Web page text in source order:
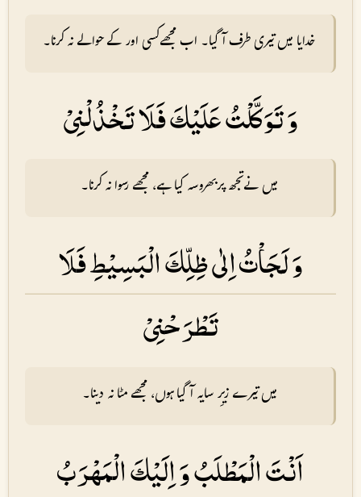
خدایا میں تیری طرف آگیا۔ اب مجھے کسی اور کے حوالے نہ کرنا۔
وَ تَوَكَّلْتُ عَلَيْكَ فَلَا تَخْذُلْنِىْ
میں نے تجھ پر بھروسہ کیا ہے، مجھے رسوا نہ کرنا۔
وَ لَجَاْتُ اِلٰى ظِلِّكَ الْبَسِيْطِ فَلَا
تَطْرَحْنِىْ
میں تیرے زیرِ سایہ آگیا ہوں، مجھے مٹا نہ دینا۔
اَنْتَ الْمَطْلَبُ وَ اِلَيْكَ الْمَهْرَبُ